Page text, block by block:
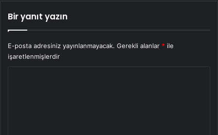
Bir yanıt yazın
E-posta adresiniz yayınlanmayacak. Gerekli alanlar * ile
işaretlenmişlerdir